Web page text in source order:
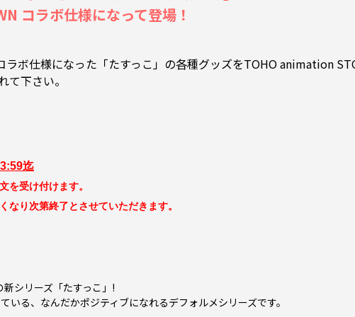
コラボ仕様になって登場！
ボ仕様になった「たすっこ」の各種グッズをTOHO animation
下さい。
迄
を受け付けます。
り次第終了とさせていただきます。
シリーズ「たすっこ」!
いる、なんだかポジティブになれるデフォルメシリーズです。